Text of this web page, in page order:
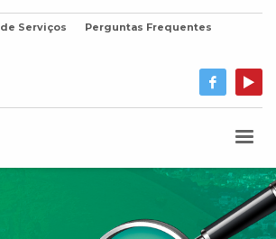
Serviços
Perguntas Frequentes